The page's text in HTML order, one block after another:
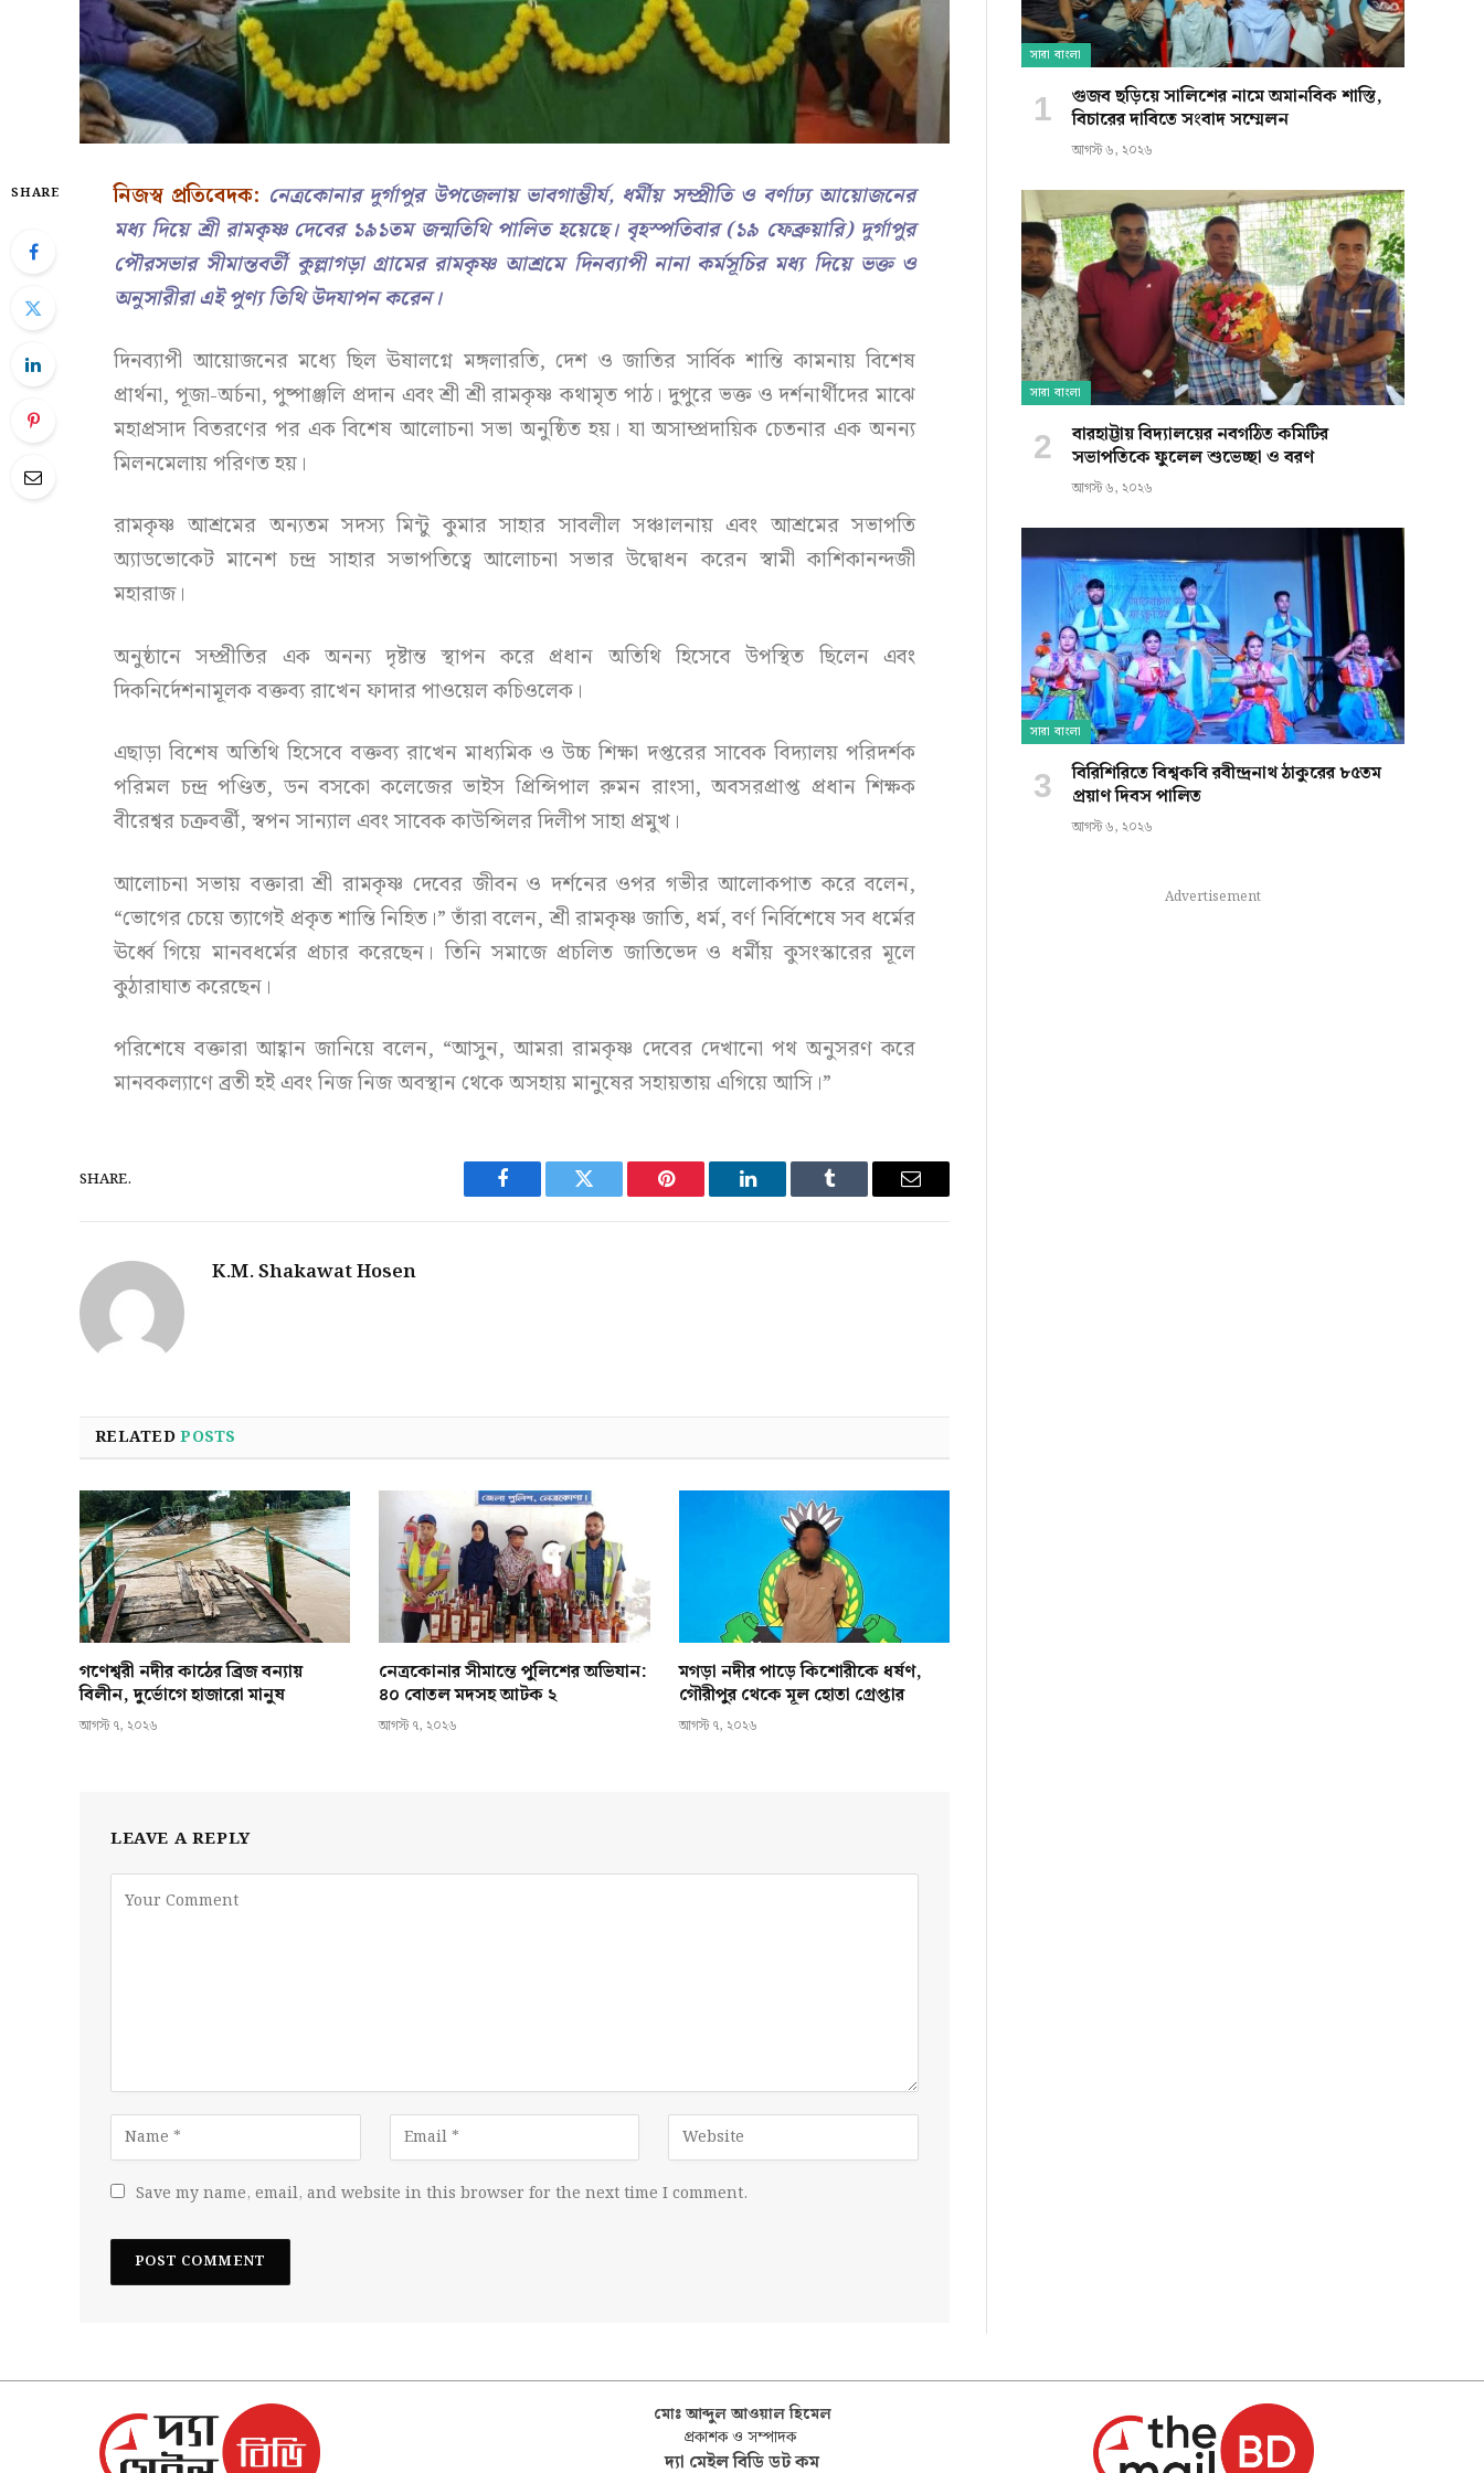
SHARE নিজস্ব প্রতিবেদক: নেত্রকোনার দুর্গাপুর উপজেলায় ভাবগাম্ভীর্য, ধর্মীয় সম্প্রীতি ও বর্ণাঢ্য আয়োজনের
মধ্য দিয়ে শ্রী রামকৃষ্ণ দেবের ১৯১তম জন্মতিথি পালিত হয়েছে। বৃহস্পতিবার (১৯ ফেব্রুয়ারি) দুর্গাপুর
পৌরসভার সীমান্তবর্তী কুল্লাগড়া গ্রামের রামকৃষ্ণ আশ্রমে দিনব্যাপী নানা কর্মসূচির মধ্য দিয়ে ভক্ত ও
অনুসারীরা এই পুণ্য তিথি উদযাপন করেন।
দিনব্যাপী আয়োজনের মধ্যে ছিল ঊষালগ্নে মঙ্গলারতি, দেশ ও জাতির সার্বিক শান্তি কামনায় বিশেষ
প্রার্থনা, পূজা-অর্চনা, পুষ্পাঞ্জলি প্রদান এবং শ্রী শ্রী রামকৃষ্ণ কথামৃত পাঠ। দুপুরে ভক্ত ও দর্শনার্থীদের মাঝে
মহাপ্রসাদ বিতরণের পর এক বিশেষ আলোচনা সভা অনুষ্ঠিত হয়। যা অসাম্প্রদায়িক চেতনার এক অনন্য
মিলনমেলায় পরিণত হয়।
রামকৃষ্ণ আশ্রমের অন্যতম সদস্য মিন্টু কুমার সাহার সাবলীল সঞ্চালনায় এবং আশ্রমের সভাপতি
অ্যাডভোকেট মানেশ চন্দ্র সাহার সভাপতিত্বে আলোচনা সভার উদ্বোধন করেন স্বামী কাশিকানন্দজী
মহারাজ।
অনুষ্ঠানে সম্প্রীতির এক অনন্য দৃষ্টান্ত স্থাপন করে প্রধান অতিথি হিসেবে উপস্থিত ছিলেন এবং
দিকনির্দেশনামূলক বক্তব্য রাখেন ফাদার পাওয়েল কচিওলেক।
এছাড়া বিশেষ অতিথি হিসেবে বক্তব্য রাখেন মাধ্যমিক ও উচ্চ শিক্ষা দপ্তরের সাবেক বিদ্যালয় পরিদর্শক
পরিমল চন্দ্র পণ্ডিত, ডন বসকো কলেজের ভাইস প্রিন্সিপাল রুমন রাংসা, অবসরপ্রাপ্ত প্রধান শিক্ষক
বীরেশ্বর চক্রবর্ত্তী, স্বপন সান্যাল এবং সাবেক কাউন্সিলর দিলীপ সাহা প্রমুখ।
আলোচনা সভায় বক্তারা শ্রী রামকৃষ্ণ দেবের জীবন ও দর্শনের ওপর গভীর আলোকপাত করে বলেন,
“ভোগের চেয়ে ত্যাগেই প্রকৃত শান্তি নিহিত।” তাঁরা বলেন, শ্রী রামকৃষ্ণ জাতি, ধর্ম, বর্ণ নির্বিশেষে সব ধর্মের
ঊর্ধ্বে গিয়ে মানবধর্মের প্রচার করেছেন। তিনি সমাজে প্রচলিত জাতিভেদ ও ধর্মীয় কুসংস্কারের মূলে
কুঠারাঘাত করেছেন।
পরিশেষে বক্তারা আহ্বান জানিয়ে বলেন, “আসুন, আমরা রামকৃষ্ণ দেবের দেখানো পথ অনুসরণ করে
মানবকল্যাণে ব্রতী হই এবং নিজ নিজ অবস্থান থেকে অসহায় মানুষের সহায়তায় এগিয়ে আসি।”
SHARE.
Facebook Twitter Pinterest LinkedIn Tumblr Email
K.M. Shakawat Hosen
RELATEDPOSTS
গণেশ্বরী নদীর কাঠের ব্রিজ বন্যায়
বিলীন, দুর্ভোগে হাজারো মানুষ
আগস্ট ৭, ২০২৬
নেত্রকোনার সীমান্তে পুলিশের অভিযান:
৪০ বোতল মদসহ আটক ২
আগস্ট ৭, ২০২৬
মগড়া নদীর পাড়ে কিশোরীকে ধর্ষণ,
গৌরীপুর থেকে মূল হোতা গ্রেপ্তার
আগস্ট ৭, ২০২৬
LEAVE A REPLY
Save my name, email, and website in this browser for the next time I comment.
সারা বাংলা
গুজব ছড়িয়ে সালিশের নামে অমানবিক শাস্তি,
বিচারের দাবিতে সংবাদ সম্মেলন
আগস্ট ৬, ২০২৬
সারা বাংলা
বারহাট্টায় বিদ্যালয়ের নবগঠিত কমিটির
সভাপতিকে ফুলেল শুভেচ্ছা ও বরণ
আগস্ট ৬, ২০২৬
সারা বাংলা
বিরিশিরিতে বিশ্বকবি রবীন্দ্রনাথ ঠাকুরের ৮৫তম
প্রয়াণ দিবস পালিত
আগস্ট ৬, ২০২৬
Advertisement
মোঃ আব্দুল আওয়াল হিমেল
প্রকাশক ও সম্পাদক
দ্যা মেইল বিডি ডট কম